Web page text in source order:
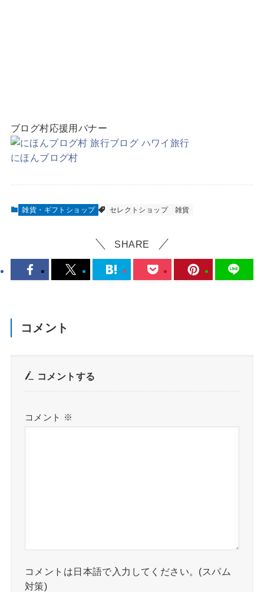
ブログ村応援用バナー
にほんブログ村
雑貨・ギフトショップ セレクトショップ 雑貨
SHARE
コメント
コメントする
コメント ※
コメントは日本語で入力してください。(スパム
対策)